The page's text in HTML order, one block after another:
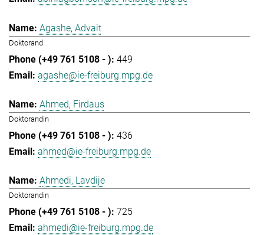
Agashe, Advait
Doktorand
449
agashe@ie-freiburg.mpg.de
Ahmed, Firdaus
Doktorandin
436
ahmed@ie-freiburg.mpg.de
Ahmedi, Lavdije
Doktorandin
725
ahmedi@ie-freiburg.mpg.de